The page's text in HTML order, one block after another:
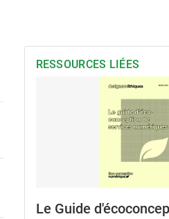
RESSOURCES LIÉES
Le Guide